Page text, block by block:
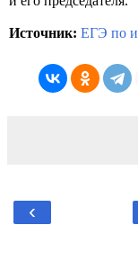
Источник: ЕГЭ по
‹